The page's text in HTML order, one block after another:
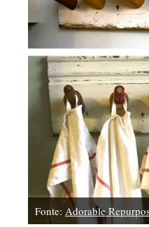
Fonte: Adorable